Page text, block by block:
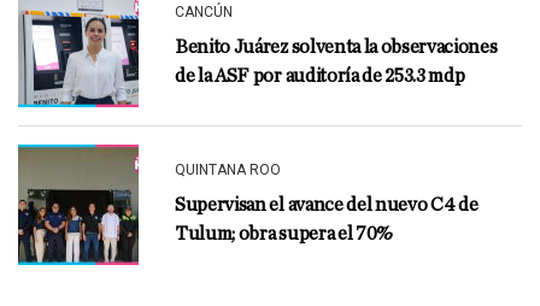
CANCÚN
Benito Juárez solventa la observaciones
de la ASF por auditoría de 253.3 mdp
QUINTANA ROO
Supervisan el avance del nuevo C4 de
Tulum; obra supera el 70%